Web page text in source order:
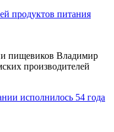
пищевиков Владимир
производителей